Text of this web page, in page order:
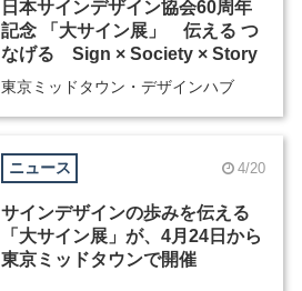
日本サインデザイン協会60周年
記念 「大サイン展」 伝える つ
なげる Sign × Society × Story
東京ミッドタウン・デザインハブ
ニュース 4/20
サインデザインの歩みを伝える
「大サイン展」が、4月24日から
東京ミッドタウンで開催